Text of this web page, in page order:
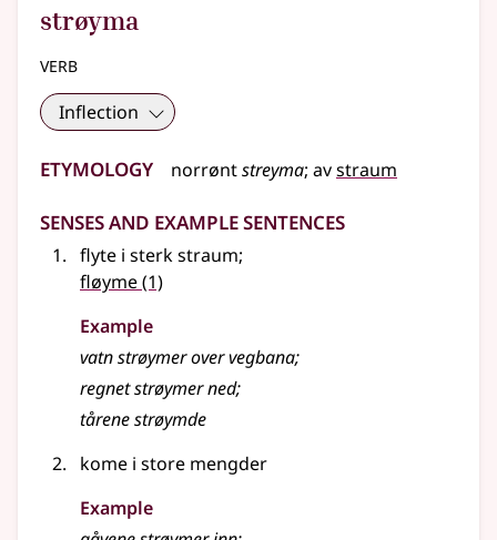
strøyma
verb
Inflection
Etymology norrøntstreyma; avstraum
Senses and Example Sentences
flyte i sterk straum;
fløyme(1)
Example
vatn strøymer over vegbana;
regnetstrøymerned;
tårene strøymde
kome i store mengder
Example